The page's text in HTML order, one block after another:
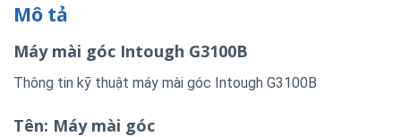
Mô tả
Máy mài góc Intough G3100B
Thông tin kỹ thuật máy mài góc Intough G3100B
Tên: Máy mài góc